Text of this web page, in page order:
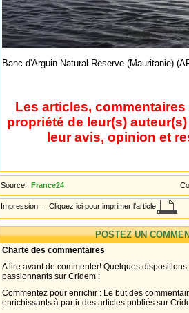
Banc d'Arguin Natural Reserve (Mauritanie)
Les articles,
propriété de leur(s)
leur avis, opinion et
Source : France24
Impression : Cliquez ici pour imprimer l'article
POSTEZ UN
Charte des commentaires
A lire avant de commenter! Quelques
passionnants sur Cridem :
Commentez pour enrichir : Le but des
enrichissants à partir des articles publiés sur